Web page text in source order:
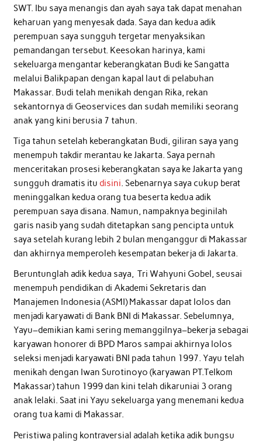
SWT. Ibu saya menangis dan ayah saya tak dapat menahan
keharuan yang menyesak dada. Saya dan kedua adik
perempuan saya sungguh tergetar menyaksikan
pemandangan tersebut. Keesokan harinya, kami
sekeluarga mengantar keberangkatan Budi ke Sangatta
melalui Balikpapan dengan kapal laut di pelabuhan
Makassar. Budi telah menikah dengan Rika, rekan
sekantornya di Geoservices dan sudah memiliki seorang
anak yang kini berusia 7 tahun.
Tiga tahun setelah keberangkatan Budi, giliran saya yang
menempuh takdir merantau ke Jakarta. Saya pernah
menceritakan prosesi keberangkatan saya ke Jakarta yang
sungguh dramatis itu disini. Sebenarnya saya cukup berat
meninggalkan kedua orang tua beserta kedua adik
perempuan saya disana. Namun, nampaknya beginilah
garis nasib yang sudah ditetapkan sang pencipta untuk
saya setelah kurang lebih 2 bulan menganggur di Makassar
dan akhirnya memperoleh kesempatan bekerja di Jakarta.
Beruntunglah adik kedua saya, Tri Wahyuni Gobel, seusai
menempuh pendidikan di Akademi Sekretaris dan
Manajemen Indonesia (ASMI) Makassar dapat lolos dan
menjadi karyawati di Bank BNI di Makassar. Sebelumnya,
Yayu–demikian kami sering memanggilnya–bekerja sebagai
karyawan honorer di BPD Maros sampai akhirnya lolos
seleksi menjadi karyawati BNI pada tahun 1997. Yayu telah
menikah dengan Iwan Surotinoyo (karyawan PT.Telkom
Makassar) tahun 1999 dan kini telah dikaruniai 3 orang
anak lelaki. Saat ini Yayu sekeluarga yang menemani kedua
orang tua kami di Makassar.
Peristiwa paling kontraversial adalah ketika adik bungsu